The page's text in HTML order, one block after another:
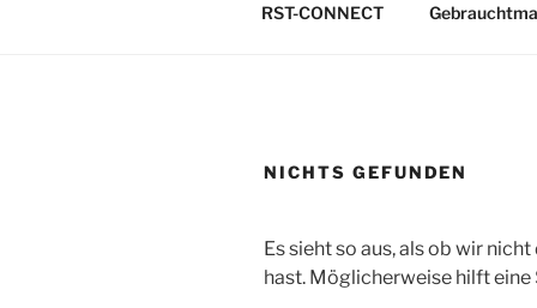
RST-CONNECT
NICHTS GEFUNDEN
Es sieht so aus, als ob wir
hast. Möglicherweise hilft eine